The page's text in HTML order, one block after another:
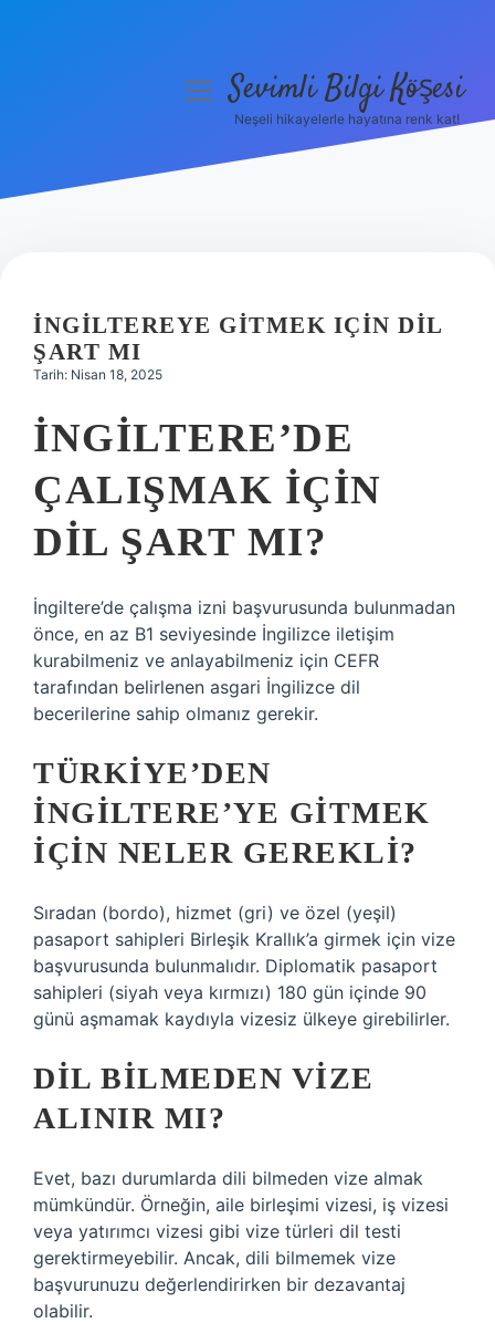
Hakkımızda
menüyüSevimli Bilgi Köşesi
Neşeli hikayelerle hayatına renk kat!
İNGILTEREYE GITMEK IÇIN DIL
ŞART MI
Tarih: Nisan 18, 2025
İNGILTERE’DE
ÇALIŞMAK IÇIN
DIL ŞART MI?
İngiltere’de çalışma izni başvurusunda bulunmadan
önce, en az B1 seviyesinde İngilizce iletişim
kurabilmeniz ve anlayabilmeniz için CEFR
tarafından belirlenen asgari İngilizce dil
becerilerine sahip olmanız gerekir.
TÜRKIYE’DEN
İNGILTERE’YE GITMEK
IÇIN NELER GEREKLI?
Sıradan (bordo), hizmet (gri) ve özel (yeşil)
pasaport sahipleri Birleşik Krallık’a girmek için vize
başvurusunda bulunmalıdır. Diplomatik pasaport
sahipleri (siyah veya kırmızı) 180 gün içinde 90
günü aşmamak kaydıyla vizesiz ülkeye girebilirler.
DIL BILMEDEN VIZE
ALINIR MI?
Evet, bazı durumlarda dili bilmeden vize almak
mümkündür. Örneğin, aile birleşimi vizesi, iş vizesi
veya yatırımcı vizesi gibi vize türleri dil testi
gerektirmeyebilir. Ancak, dili bilmemek vize
başvurunuzu değerlendirirken bir dezavantaj
olabilir.